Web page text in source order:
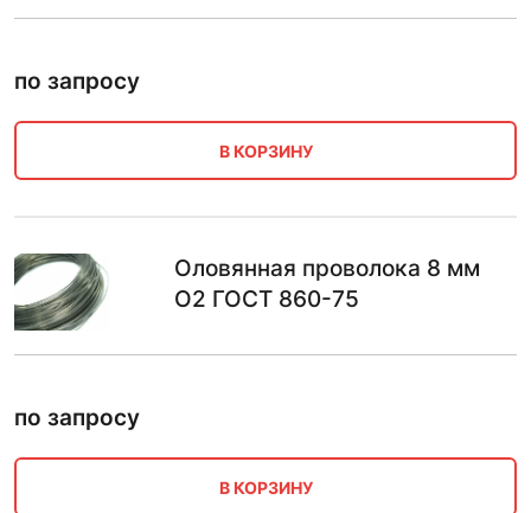
по запросу
В КОРЗИНУ
Оловянная проволока 8 мм
О2 ГОСТ 860-75
по запросу
В КОРЗИНУ